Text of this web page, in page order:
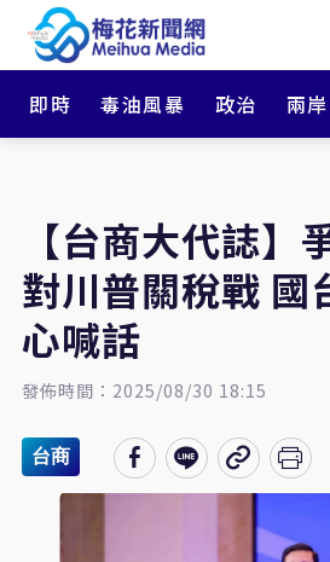
即時 毒油風暴 政治 兩岸
【台商大代誌】
對川普關稅戰 國
心喊話
發佈時間：2025/08/30 18:15
台商